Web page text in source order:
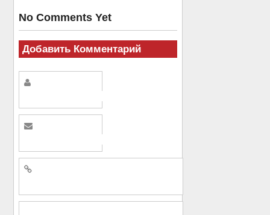
No Comments Yet
Добавить Комментарий